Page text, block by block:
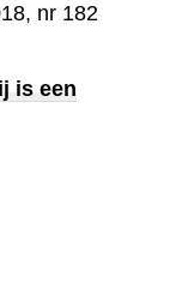
nr 182
is een